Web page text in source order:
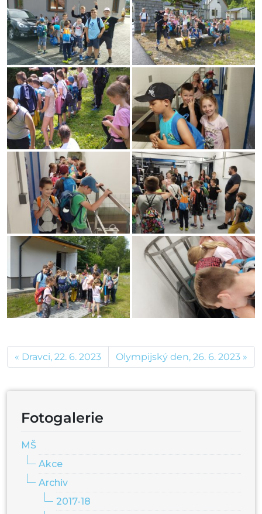
Dravci, 22. 6. 2023 Olympijský den, 26. 6. 2023
Fotogalerie
MŠ
Akce
Archiv
2017-18